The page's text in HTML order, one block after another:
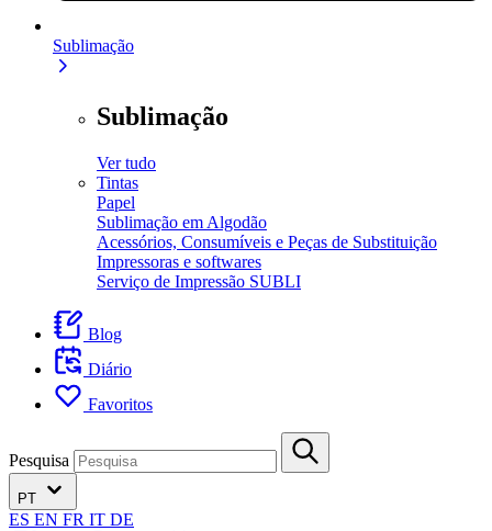
Sublimação
Sublimação
Ver tudo
Tintas
Papel
Sublimação em Algodão
Acessórios, Consumíveis e Peças de Substituição
Impressoras e softwares
Serviço de Impressão SUBLI
Blog
Diário
Favoritos
Pesquisa
PT
ES EN FR IT DE